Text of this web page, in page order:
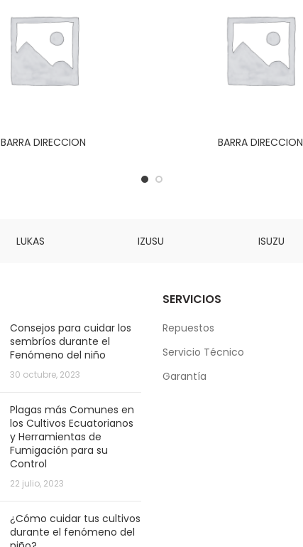
BARRA DIRECCION BARRA DIRECCION
LUKAS IZUSU ISUZU
Consejos para cuidar los
sembríos durante el
Fenómeno del niño
30 octubre, 2023
Plagas más Comunes en
los Cultivos Ecuatorianos
y Herramientas de
Fumigación para su
Control
22 julio, 2023
¿Cómo cuidar tus cultivos
durante el fenómeno del
SERVICIOS
Repuestos
Servicio Técnico
Garantía